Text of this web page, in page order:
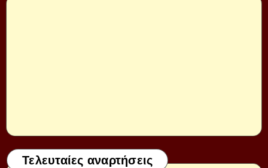
Τελευταίες αναρτήσεις